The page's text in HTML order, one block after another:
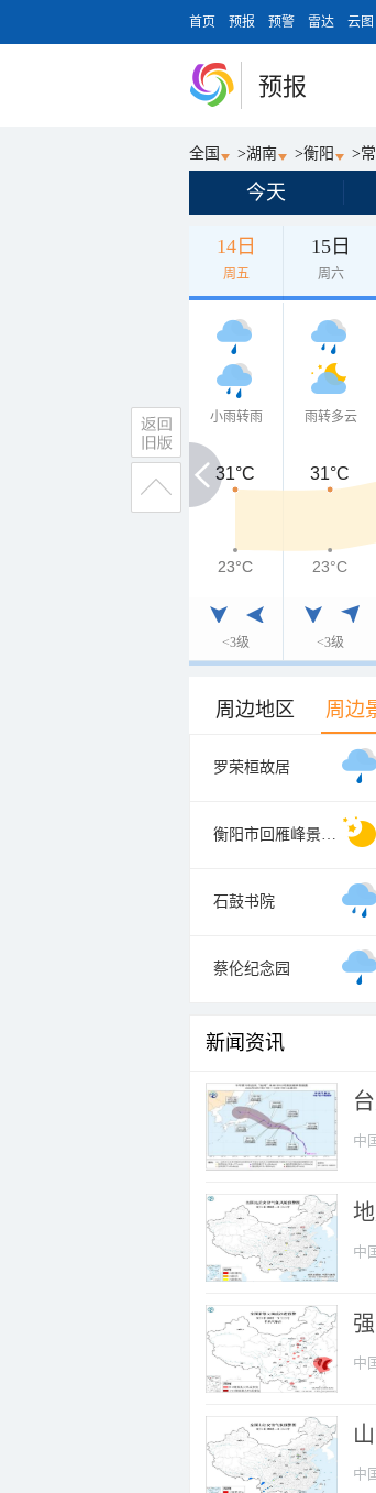
首页 预报 预警 雷达 云图
预报
全国 >湖南 >衡阳 >
今天
14日
周五
15日
周六
小雨转雨
<3级
雨转多云
<3级
31°C
31°C 31°C
23°C
23°C 23°C
周边地区 周边
罗荣桓故居
衡阳市回雁峰景区南门
石鼓书院
蔡伦纪念园
新闻资讯
中
中
中
中